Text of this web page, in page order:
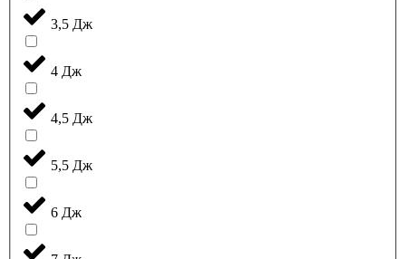
3,5 Дж
4 Дж
4,5 Дж
5,5 Дж
6 Дж